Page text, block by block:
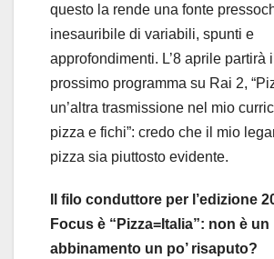
questo la rende una fonte
inesauribile di variabili, spunti e
approfondimenti. L’8 aprile partirà
prossimo programma su Rai 2,
un’altra trasmissione nel mio
pizza e fichi”: credo che il mio
pizza sia piuttosto evidente.
Il filo conduttore per l’edizione
Focus è “Pizza=Italia”: non è un
abbinamento un po’ risaputo?